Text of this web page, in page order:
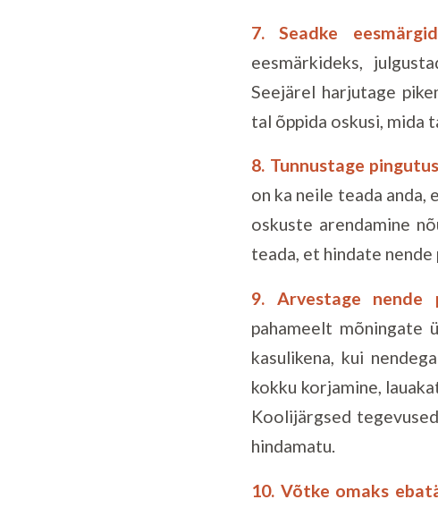
7. Seadke
eesmärkideks,
Seejärel harjutage
tal õppida oskusi, mida
8. Tunnustage
on ka neile teada
oskuste arendamine
teada, et hindate nende
9. Arvestage nende
pahameelt mõningate
kasulikena, kui
kokku korjamine,
Koolijärgsed
hindamatu.
10. Võtke omaks